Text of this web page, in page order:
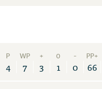
P WP + 0 - PP+
4 7 3 1 0 66